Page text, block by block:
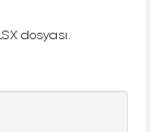
dosyası.